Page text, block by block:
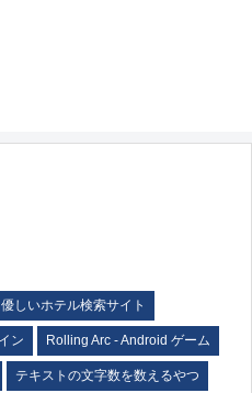
しいホテル検索サイト
ン Rolling Arc - Android ゲーム
テキストの文字数を数えるやつ